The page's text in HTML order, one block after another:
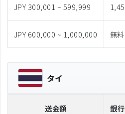
JPY 300,001 ~ 599,999
JPY 600,000 ~ 1,000,000 無料
タイ
送金額 銀